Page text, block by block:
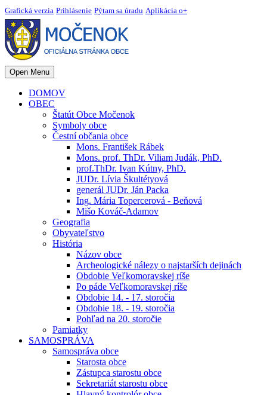
Grafická verzia Prihlásenie Pýtam sa úradu Aplikácia o+
Open Menu
DOMOV
OBEC
Štatút Obce Močenok
Symboly obce
Čestní občania obce
Mons. František Rábek
Mons. prof. ThDr. Viliam Judák, PhD.
prof.ThDr. Ivan Kútny, PhD.
JUDr. Lívia Škultétyová
generál JUDr. Ján Packa
Ing. Mária Topercerová - Beňová
Mišo Kováč-Adamov
Geografia
Obyvateľstvo
História
Názov obce
Archeologické nálezy o najstarších dejinách
Obdobie Veľkomoravskej ríše
Po páde Veľkomoravskej ríše
Obdobie 14. - 17. storočia
Obdobie 18. - 19. storočia
Pohľad na 20. storočie
Pamiatky
SAMOSPRÁVA
Samospráva obce
Starosta obce
Zástupca starostu obce
Sekretariát starostu obce